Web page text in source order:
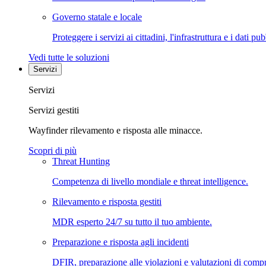
Governo statale e locale
Proteggere i servizi ai cittadini, l'infrastruttura e i dati
Vedi tutte le soluzioni
Servizi
Servizi
Servizi gestiti
Wayfinder rilevamento e risposta alle minacce.
Scopri di più
Threat Hunting
Competenza di livello mondiale e threat intelligence.
Rilevamento e risposta gestiti
MDR esperto 24/7 su tutto il tuo ambiente.
Preparazione e risposta agli incidenti
DFIR, preparazione alle violazioni e valutazioni di